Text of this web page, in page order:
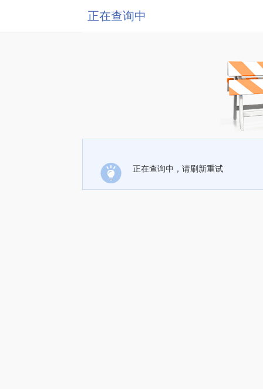
正在查询中
正在查询中，请刷新重试